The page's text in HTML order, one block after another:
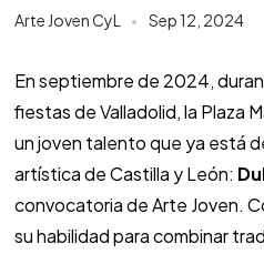
Arte Joven CyL Sep 12, 2024
En septiembre de 2024,
fiestas de Valladolid, la Plaza
un joven talento que ya está
artística de Castilla y León:
convocatoria de Arte Joven.
su habilidad para combinar